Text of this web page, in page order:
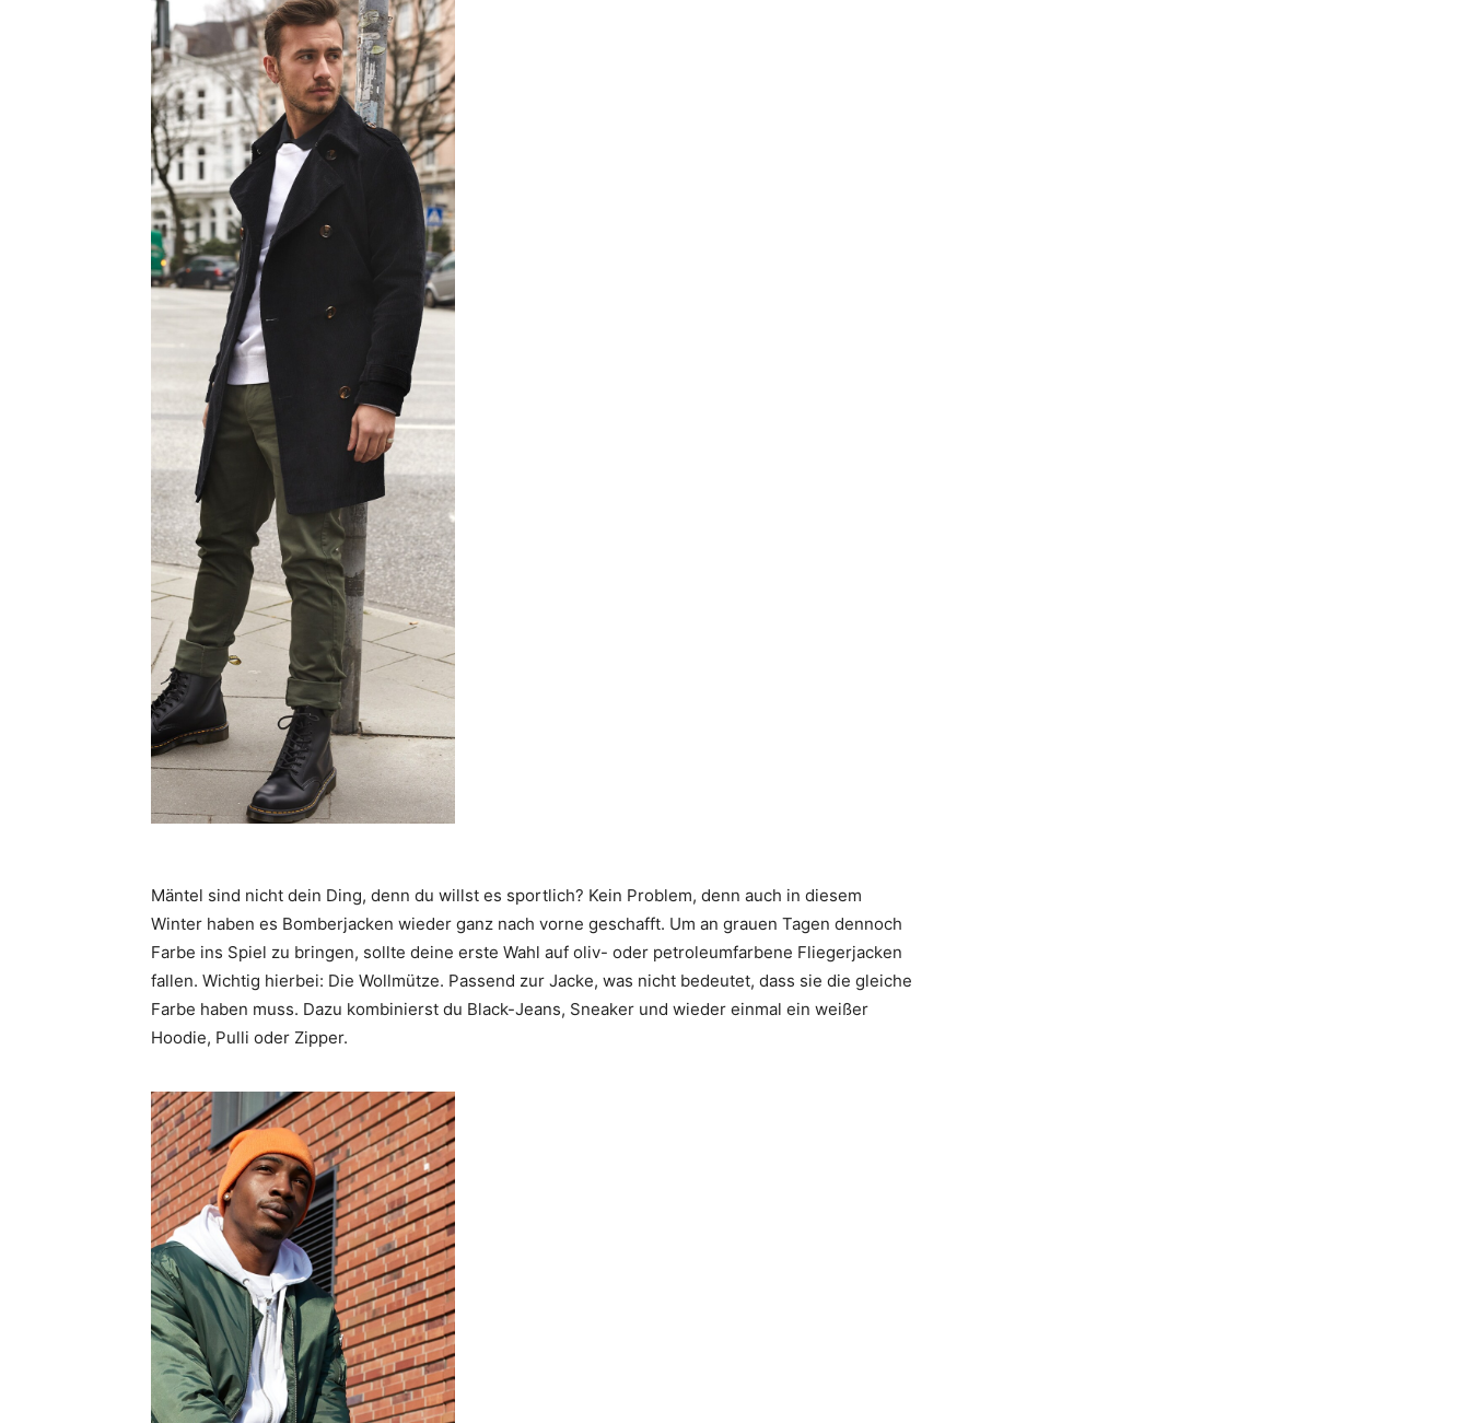
Mäntel sind nicht dein Ding, denn du willst es sportlich? Kein Problem, denn auch in diesem
Winter haben es Bomberjacken wieder ganz nach vorne geschafft. Um an grauen Tagen dennoch
Farbe ins Spiel zu bringen, sollte deine erste Wahl auf oliv- oder petroleumfarbene Fliegerjacken
fallen. Wichtig hierbei: Die Wollmütze. Passend zur Jacke, was nicht bedeutet, dass sie die gleiche
Farbe haben muss. Dazu kombinierst du Black-Jeans, Sneaker und wieder einmal ein weißer
Hoodie, Pulli oder Zipper.